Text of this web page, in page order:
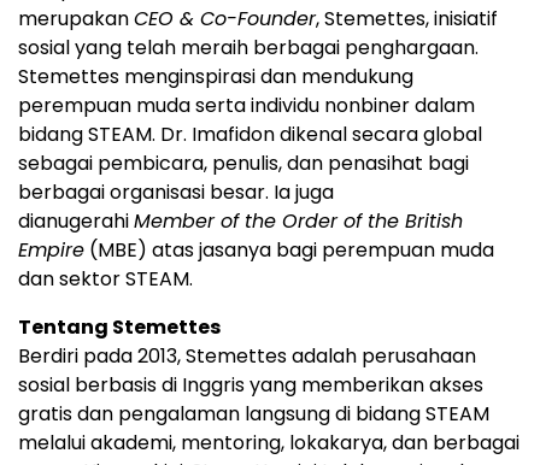
merupakanCEO & Co-Founder, Stemettes, inisiatif
sosial yang telah meraih berbagai penghargaan.
Stemettes menginspirasi dan mendukung
perempuan muda serta individu nonbiner dalam
bidang STEAM. Dr. Imafidon dikenal secara global
sebagai pembicara, penulis, dan penasihat bagi
berbagai organisasi besar. Ia juga
dianugerahiMember of the Order of the British
Empire (MBE) atas jasanya bagi perempuan muda
dan sektor STEAM.
Tentang Stemettes
Berdiri pada 2013, Stemettes adalah perusahaan
sosial berbasis di Inggris yang memberikan akses
gratis dan pengalaman langsung di bidang STEAM
melalui akademi, mentoring, lokakarya, dan berbagai